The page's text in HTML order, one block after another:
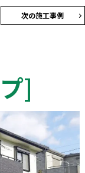
次の施工事例
]